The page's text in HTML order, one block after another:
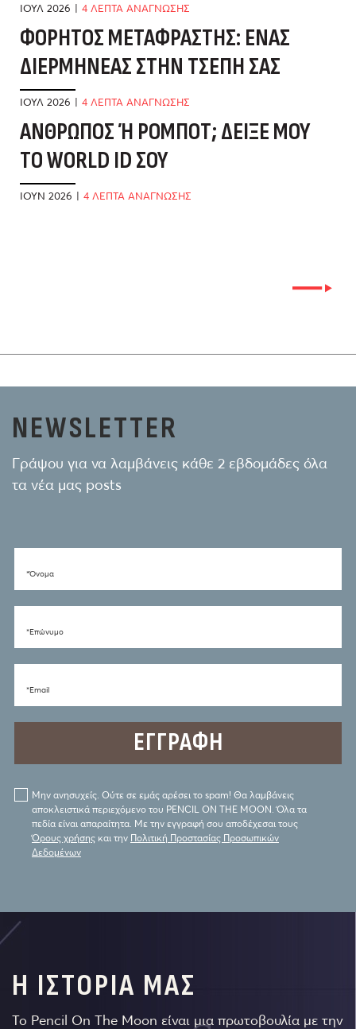
ΙΟΎΛ 2026 | 4 ΛΕΠΤΑ ΑΝΑΓΝΩΣΗΣ
ΦΟΡΗΤΌΣ ΜΕΤΑΦΡΑΣΤΉΣ: ΈΝΑΣ
ΔΙΕΡΜΗΝΈΑΣ ΣΤΗΝ ΤΣΈΠΗ ΣΑΣ
ΙΟΎΛ 2026 | 4 ΛΕΠΤΑ ΑΝΑΓΝΩΣΗΣ
ΆΝΘΡΩΠΟΣ Ή ΡΟΜΠΌΤ; ΔΕΊΞΕ ΜΟΥ Τ
Ο WORLD ID ΣΟΥ
ΙΟΎΝ 2026 | 4 ΛΕΠΤΑ ΑΝΑΓΝΩΣΗΣ
NEWSLETTER
Γράψου για να λαμβάνεις κάθε 2 εβδομάδες όλα
τα νέα μας posts
*Όνομα
*Eπώνυμο
*Email
Μην ανησυχείς. Ούτε σε εμάς αρέσει το spam! Θα λαμβάνεις
αποκλειστικά περιεχόμενο του PENCIL ON THE MOON. Όλα τα
πεδία είναι απαραίτητα. Με την εγγραφή σου αποδέχεσαι τους
Όρους χρήσης και την Πολιτική Προστασίας Προσωπικών
Δεδομένων
Η ΙΣΤΟΡΙΑ ΜΑΣ
Το Pencil On The Moon είναι μια πρωτοβουλία με την